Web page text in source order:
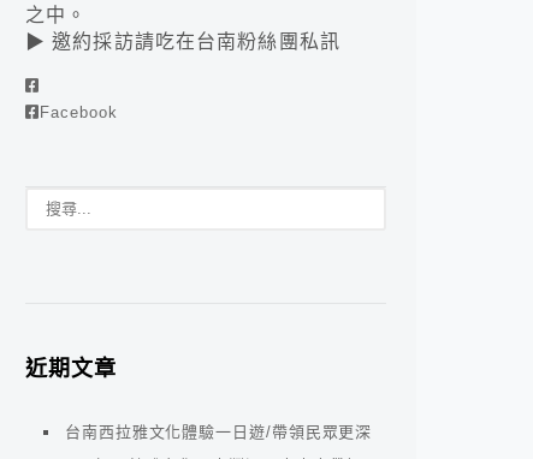
之中。
▶ 邀約採訪請吃在台南粉絲團私訊
Facebook
近期文章
台南西拉雅文化體驗一日遊/帶領民眾更深